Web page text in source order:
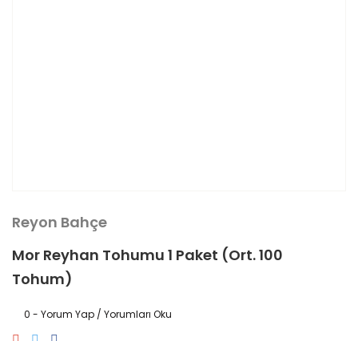
Reyon Bahçe
Mor Reyhan Tohumu 1 Paket (Ort. 100
Tohum)
0 - Yorum Yap / Yorumları Oku